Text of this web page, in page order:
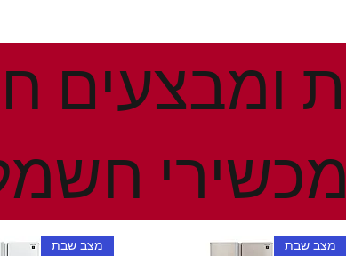
מצב שבת מצב שבת
מכשירי